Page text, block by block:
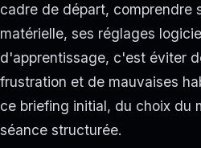
cadre de départ, comprendre
matérielle, ses réglages
d'apprentissage, c'est éviter
frustration et de mauvaises
ce briefing initial, du choix du
séance structurée.